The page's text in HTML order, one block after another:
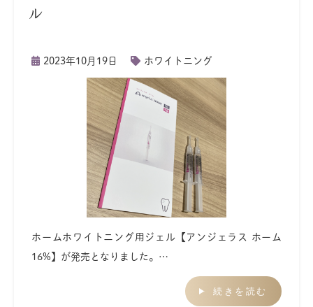
ル
2023年10月19日 ホワイトニング
ホームホワイトニング用ジェル【アンジェラス ホーム
16%】が発売となりました。…
続きを読む